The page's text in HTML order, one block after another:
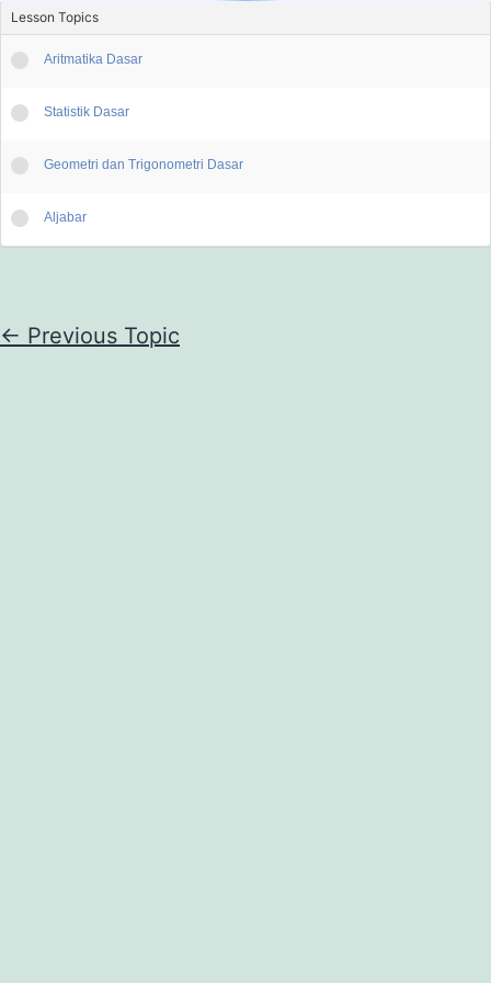
Lesson Topics
Aritmatika Dasar
Statistik Dasar
Geometri dan Trigonometri Dasar
Aljabar
← Previous Topic